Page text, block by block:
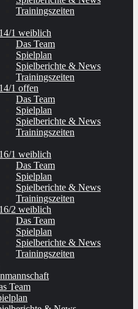
Trainingszeiten
1 weiblich
Das Team
Spielplan
Spielberichte & News
Trainingszeiten
1 offen
Das Team
Spielplan
Spielberichte & News
Trainingszeiten
1 weiblich
Das Team
Spielplan
Spielberichte & News
Trainingszeiten
2 weiblich
Das Team
Spielplan
Spielberichte & News
Trainingszeiten
Team